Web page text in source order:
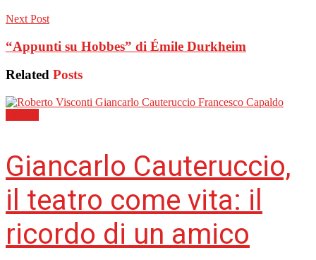
Next Post
“Appunti su Hobbes” di Émile Durkheim
Related Posts
Giancarlo Cauteruccio,
il teatro come vita: il
ricordo di un amico